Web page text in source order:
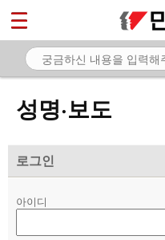
성명·보도
로그인
아이디
마이페이지
소개
- 공지사항
- 성명·보도